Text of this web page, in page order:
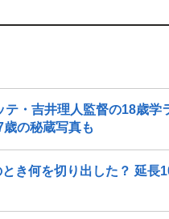
テ・吉井理人監督の18歳学
の秘蔵写真も
き何を切り出した？ 延長